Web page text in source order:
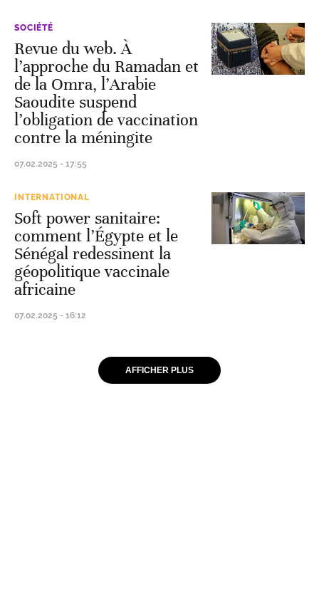
SOCIÉTÉ
Revue du web. À
l’approche du Ramadan et
de la Omra, l’Arabie
Saoudite suspend
l’obligation de vaccination
contre la méningite
07.02.2025 - 17:55
INTERNATIONAL
Soft power sanitaire:
comment l’Égypte et le
Sénégal redessinent la
géopolitique vaccinale
africaine
07.02.2025 - 16:12
AFFICHER PLUS